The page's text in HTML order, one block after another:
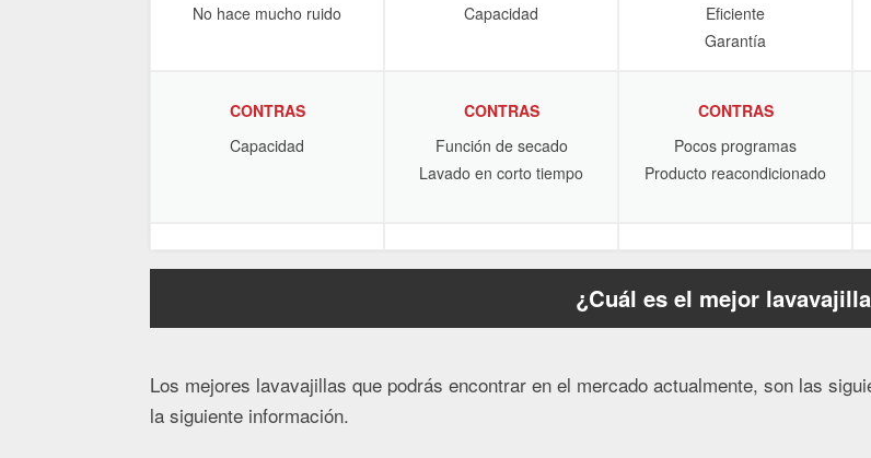
No hace mucho ruido
CONTRAS
Capacidad
Capacidad
CONTRAS
Función de secado
Lavado en corto tiempo
Eficiente
Garantía
CONTRAS
Pocos programas
Producto reacondicionado
¿Cuál es el mejor
Los mejores lavavajillas que podrás encontrar en el mercado actualmente, son las
la siguiente información.